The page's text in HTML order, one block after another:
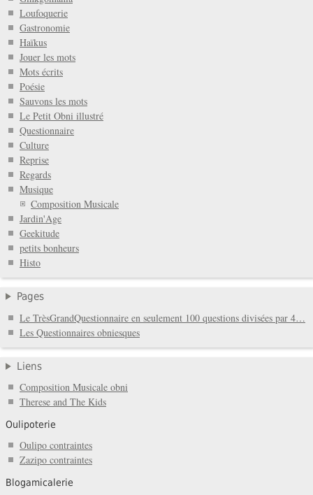
Loufoquerie
Gastronomie
Haïkus
Jouer les mots
Mots écrits
Poésie
Sauvons les mots
Le Petit Obni illustré
Questionnaire
Culture
Reprise
Regards
Musique
Composition Musicale
Jardin'Age
Geekitude
petits bonheurs
Histo
Pages
Le TrèsGrandQuestionnaire en seulement 100 questions divisées par 4…
Les Questionnaires obniesques
Liens
Composition Musicale obni
Therese and The Kids
Oulipoterie
Oulipo contraintes
Zazipo contraintes
Blogamicalerie